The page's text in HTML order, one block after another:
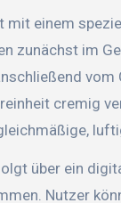
mit einem
zunächst im
vom
cremig
über ein
Nutzer